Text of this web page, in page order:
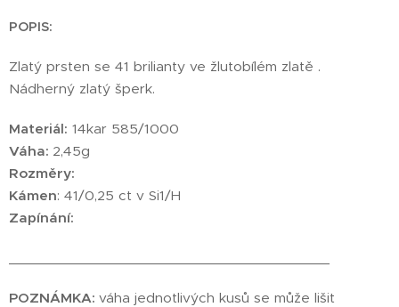
POPIS:
Zlatý prsten se 41 brilianty ve žlutobílém zlatě .
Nádherný zlatý šperk.
Materiál: 14kar 585/1000
Váha: 2,45g
Rozměry:
Kámen: 41/0,25 ct v Si1/H
Zapínání:
POZNÁMKA: váha jednotlivých kusů se může lišit